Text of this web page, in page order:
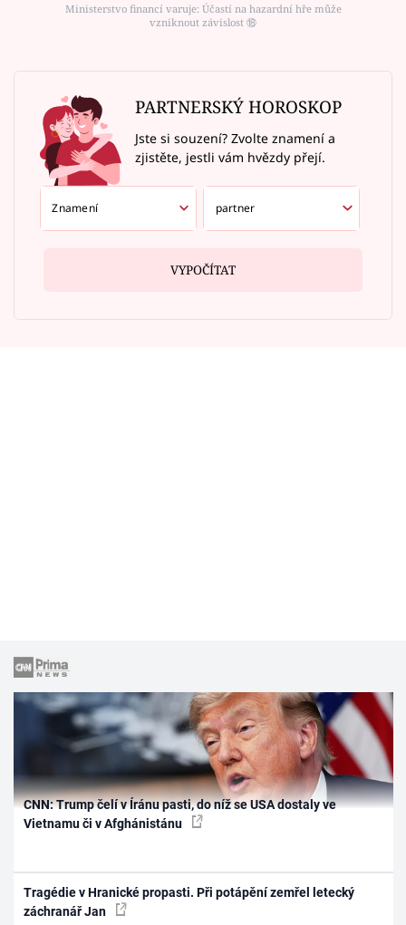
Ministerstvo financí varuje: Účastí na hazardní hře může
vzniknout závislost ⑱
PARTNERSKÝ HOROSKOP
Jste si souzení? Zvolte znamení a
zjistěte, jestli vám hvězdy přejí.
VYPOČÍTAT
CNN: Trump čelí v Íránu pasti, do níž se USA dostaly ve
Vietnamu či v Afghánistánu
Tragédie v Hranické propasti. Při potápění zemřel letecký
záchranář Jan